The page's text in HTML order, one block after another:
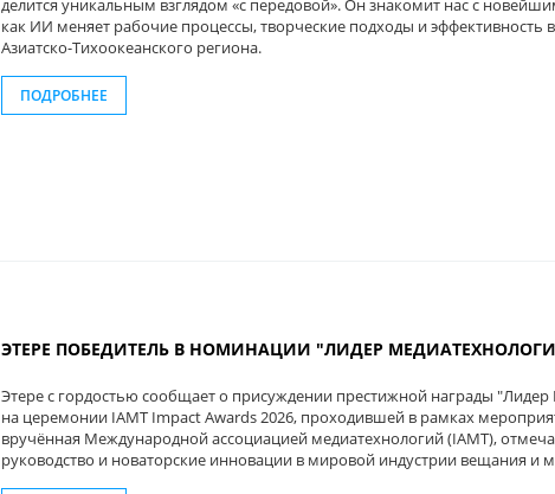
делится уникальным взглядом «с передовой». Он знакомит нас с
как ИИ меняет рабочие процессы, творческие подходы и эффективность
Азиатско-Тихоокеанского региона.
ПОДРОБНЕЕ
ЭТЕРЕ ПОБЕДИТЕЛЬ В НОМИНАЦИИ "ЛИДЕР МЕДИАТЕХНОЛОГИЙ"
Этере с гордостью сообщает о присуждении престижной награды
на церемонии IAMT Impact Awards 2026, проходившей в рамках
вручённая Международной ассоциацией медиатехнологий (IAMT),
руководство и новаторские инновации в мировой индустрии вещания и